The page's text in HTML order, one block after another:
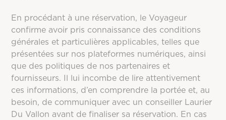
En procédant à une réservation, le Voyageur
confirme avoir pris connaissance des conditions
générales et particulières applicables, telles que
présentées sur nos plateformes numériques, ainsi
que des politiques de nos partenaires et
fournisseurs. Il lui incombe de lire attentivement
ces informations, d’en comprendre la portée et, au
besoin, de communiquer avec un conseiller Laurier
Du Vallon avant de finaliser sa réservation. En cas